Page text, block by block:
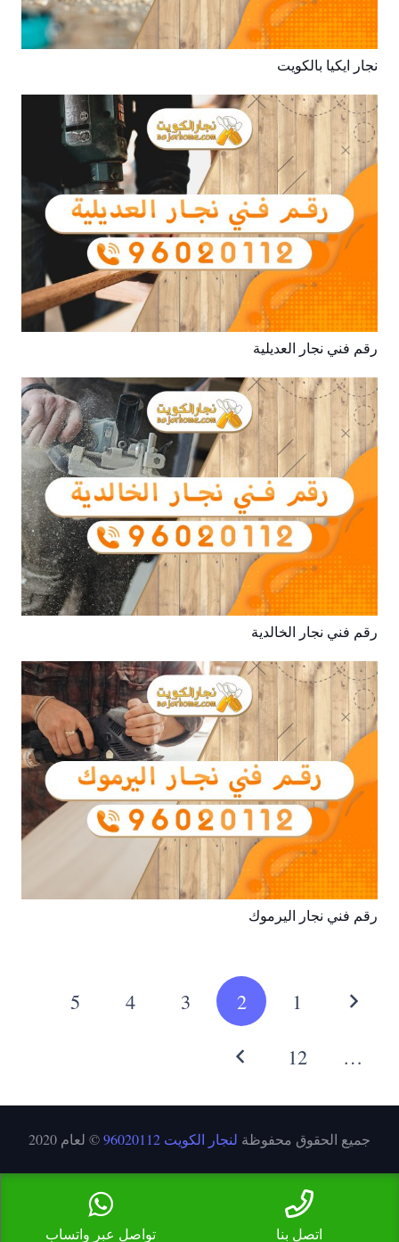
نجار ايكيا بالكويت
رقم فني نجار العديلية
رقم فني نجار الخالدية
رقم فني نجار اليرموك
1
2
3
4
5
…
12
جميع الحقوق محفوظة لنجار الكويت 96020112 © لعام 2020
اتصل بنا تواصل عبر واتساب